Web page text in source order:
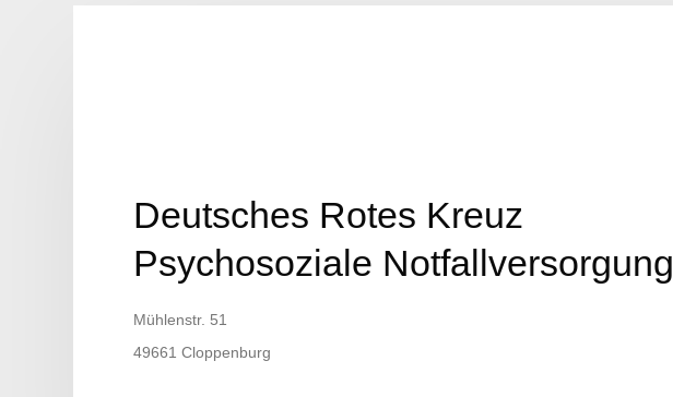
Deutsches Rotes Kreuz
Psychosoziale Notfallversorgung
Mühlenstr. 51
49661 Cloppenburg